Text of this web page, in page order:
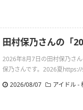
田村保乃さんの「
2026年8月7日の田村保乃さ
保乃さんです。2026夏
2026/08/07
アイドル -